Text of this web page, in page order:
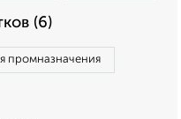
(6)
промназначения